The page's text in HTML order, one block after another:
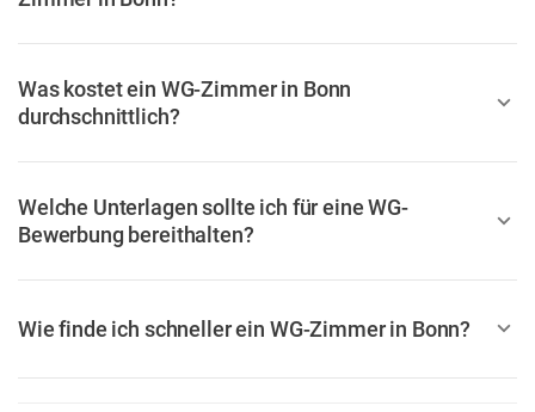
Was kostet ein WG-Zimmer in Bonn
durchschnittlich?
Welche Unterlagen sollte ich für eine WG-
Bewerbung bereithalten?
Wie finde ich schneller ein WG-Zimmer in Bonn?